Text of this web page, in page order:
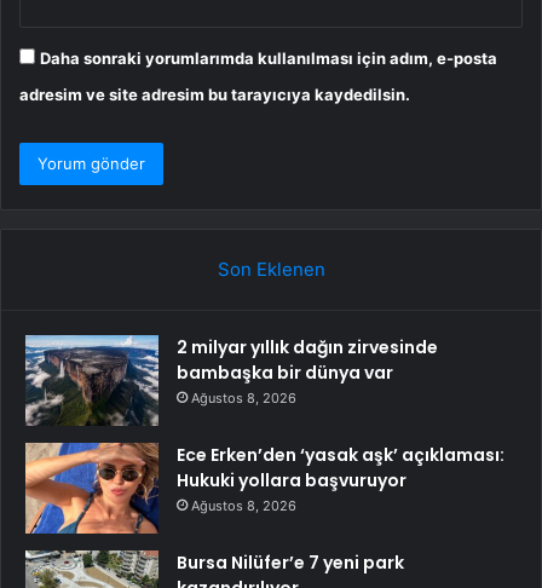
Daha sonraki yorumlarımda kullanılması için adım, e-posta
adresim ve site adresim bu tarayıcıya kaydedilsin.
Son Eklenen
2 milyar yıllık dağın zirvesinde
bambaşka bir dünya var
Ağustos 8, 2026
Ece Erken’den ‘yasak aşk’ açıklaması:
Hukuki yollara başvuruyor
Ağustos 8, 2026
Bursa Nilüfer’e 7 yeni park